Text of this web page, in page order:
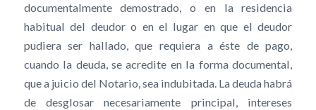
documentalmente demostrado, o en la residencia
habitual del deudor o en el lugar en que el deudor
pudiera ser hallado, que requiera a éste de pago,
cuando la deuda, se acredite en la forma documental,
que a juicio del Notario, sea indubitada. La deuda habrá
de desglosar necesariamente principal, intereses